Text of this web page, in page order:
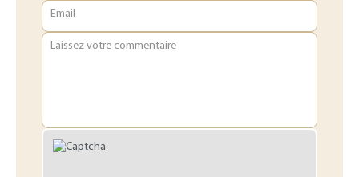
Email
Laissez votre commentaire